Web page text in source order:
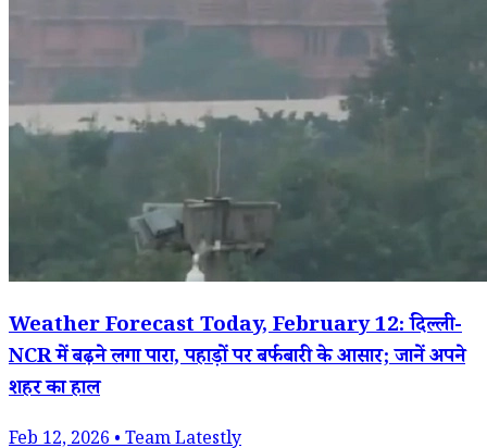
Weather Forecast Today, February 12: दिल्ली-
NCR में बढ़ने लगा पारा, पहाड़ों पर बर्फबारी के आसार; जानें अपने
शहर का हाल
Feb 12, 2026 • Team Latestly